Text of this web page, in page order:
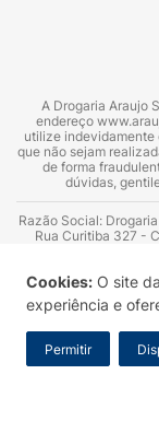
Cookies: O site
experiência e
Permitir
A Drogaria Araujo
endereço
utilize indevidamente
que não sejam
de forma
dúvidas,
Razão Social:
Rua Curitiba 327 -
Azevedo Guimarães –
Consultor
Sanitário: